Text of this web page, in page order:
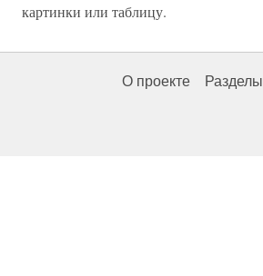
картинки или таблицу.
О проекте Разделы